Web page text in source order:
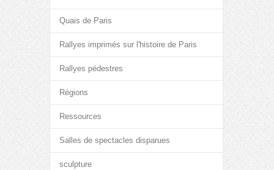
Quais de Paris
Rallyes imprimés sur l'histoire de Paris
Rallyes pédestres
Régions
Ressources
Salles de spectacles disparues
sculpture